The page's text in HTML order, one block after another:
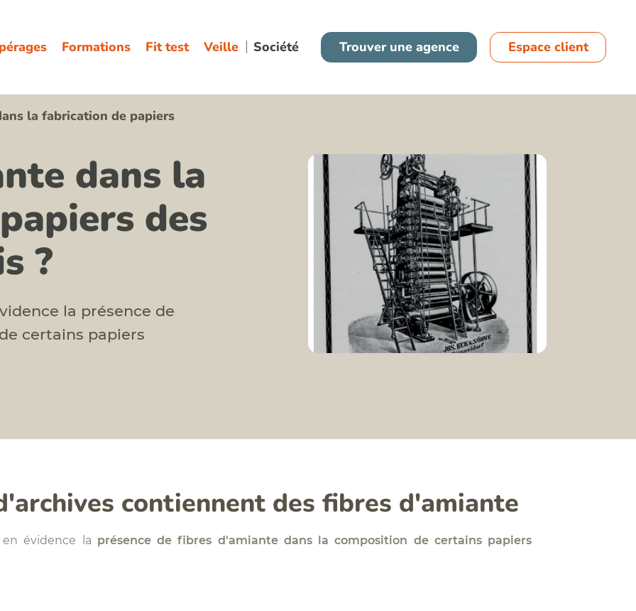
Formations Fit test Veille Société Trouver une agence
France
Espagne
Espace client
la fabrication de papiers
dans la
des
?
la présence de
certains papiers
contiennent des fibres d'amiante
évidence la présence de fibres d'amiante dans la composition de certains papiers